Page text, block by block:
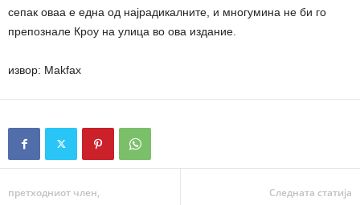
сепак оваа е една од најрадикалните, и многумина не би го
препознале Кроу на улица во ова издание.
извор: Makfax
претходниот член, Следната статија